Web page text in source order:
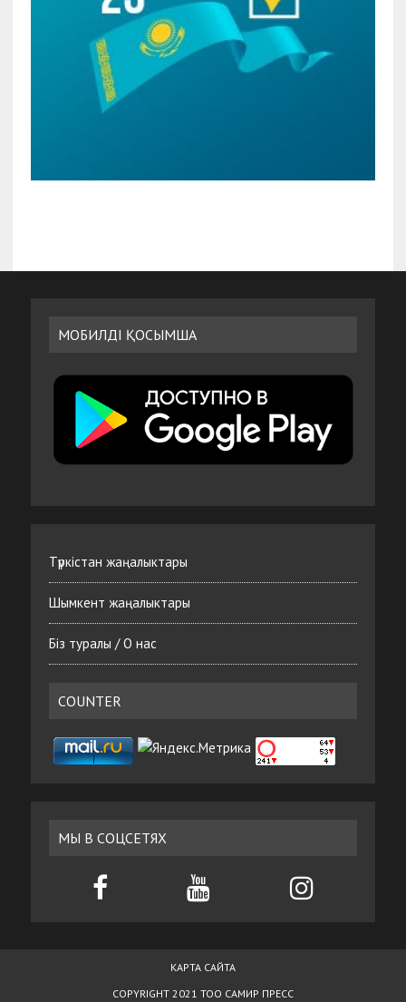
МОБИЛДІ ҚОСЫМША
Түркістан жаңалыктары
Шымкент жаңалыктары
Біз туралы / О нас
COUNTER
МЫ В СОЦСЕТЯХ
КАРТА САЙТА
COPYRIGHT 2021 ТОО САМИР ПРЕСС